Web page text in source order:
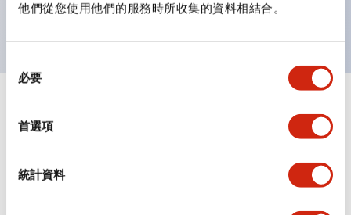
他們從您使用他們的服務時所收集的資料相結合。
必要
首選項
統計資料
顏色表現更明確鮮明，便於更多人識別。
顯示全部+